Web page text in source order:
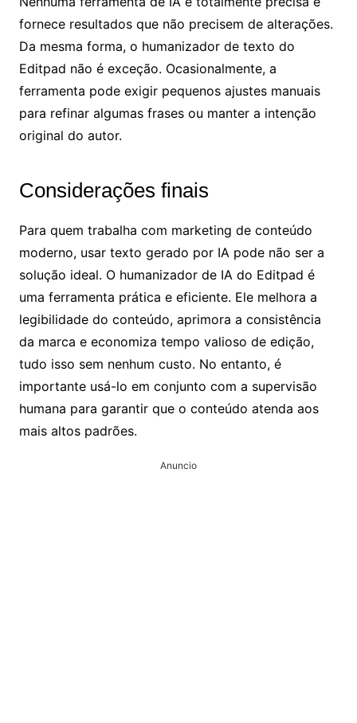
fornece resultados que não precisem de alterações.
Da mesma forma, o humanizador de texto do
Editpad não é exceção. Ocasionalmente, a
ferramenta pode exigir pequenos ajustes manuais
para refinar algumas frases ou manter a intenção
original do autor.
Considerações finais
Para quem trabalha com marketing de conteúdo
moderno, usar texto gerado por IA pode não ser a
solução ideal. O humanizador de IA do Editpad é
uma ferramenta prática e eficiente. Ele melhora a
legibilidade do conteúdo, aprimora a consistência
da marca e economiza tempo valioso de edição,
tudo isso sem nenhum custo. No entanto, é
importante usá-lo em conjunto com a supervisão
humana para garantir que o conteúdo atenda aos
mais altos padrões.
Anuncio